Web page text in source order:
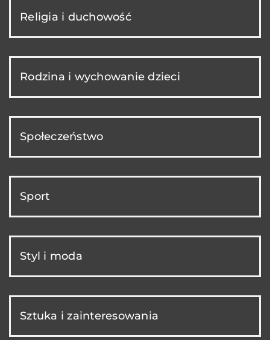
Religia i duchowość
Rodzina i wychowanie dzieci
Społeczeństwo
Sport
Styl i moda
Sztuka i zainteresowania